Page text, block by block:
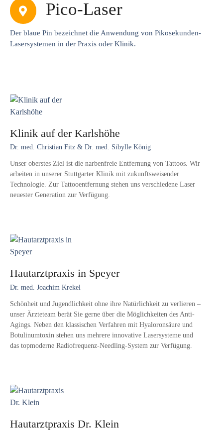
Pico-Laser
Der blaue Pin bezeichnet die Anwendung von Pikosekunden-
Lasersystemen in der Praxis oder Klinik.
Klinik auf der Karlshöhe
Dr. med. Christian Fitz & Dr. med. Sibylle König
Unser oberstes Ziel ist die narbenfreie Entfernung von Tattoos. Wir
arbeiten in unserer Stuttgarter Klinik mit zukunftsweisender
Technologie. Zur Tattooentfernung stehen uns verschiedene Laser
neuester Generation zur Verfügung.
Hautarztpraxis in Speyer
Dr. med. Joachim Krekel
Schönheit und Jugendlichkeit ohne ihre Natürlichkeit zu verlieren –
unser Ärzteteam berät Sie gerne über die Möglichkeiten des Anti-
Agings. Neben den klassischen Verfahren mit Hyaloronsäure und
Botulinumtoxin stehen uns mehrere innovative Lasersysteme und
das topmoderne Radiofrequenz-Needling-System zur Verfügung.
Hautarztpraxis Dr. Klein